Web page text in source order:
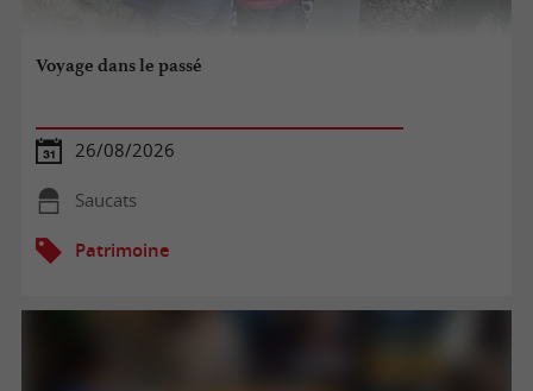
Voyage dans le passé
26/08/2026
Saucats
Patrimoine